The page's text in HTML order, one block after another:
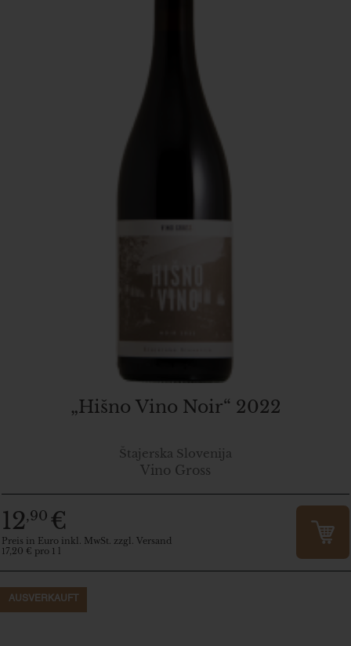
„Hišno Vino Noir“ 2022
Štajerska Slovenija
Vino Gross
12,90 €
Preis in Euro inkl. MwSt. zzgl. Versand
17,20 € pro 1 l
AUSVERKAUFT